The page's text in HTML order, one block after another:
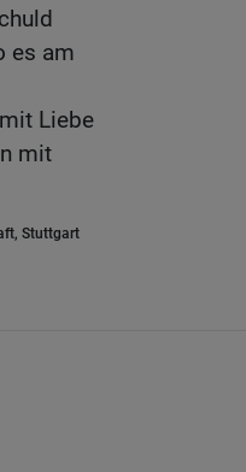
es am
Liebe
mit
Stuttgart